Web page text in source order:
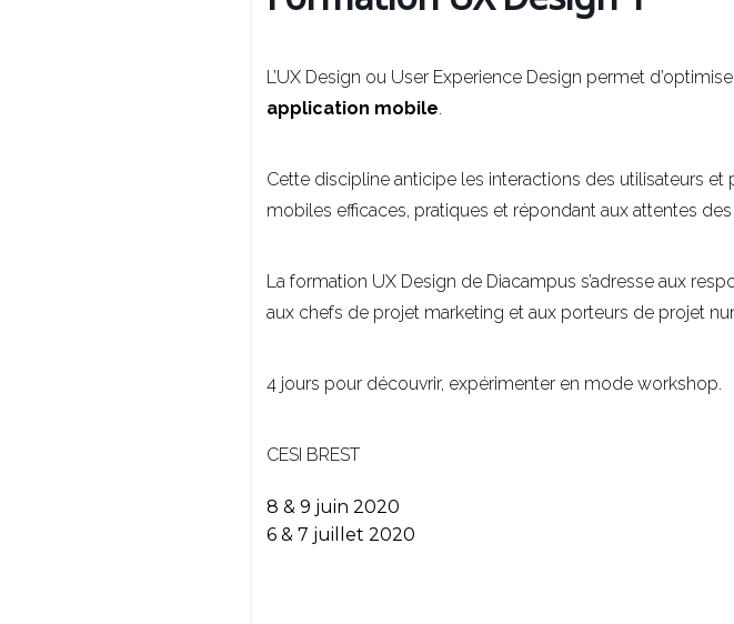
L’UX Design ou User Experience Design permet
application mobile.
Cette discipline anticipe les interactions des utilisateurs
mobiles efficaces, pratiques et répondant aux attentes des
La formation UX Design de Diacampus s’adresse aux
aux chefs de projet marketing et aux porteurs de projet
4 jours pour découvrir, expérimenter en mode workshop.
CESI BREST
8 & 9 juin 2020
6 & 7 juillet 2020